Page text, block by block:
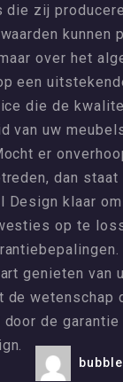
die zij
kunnen
over het
een
die de
van uw
er
dan staat
Design klaar
op te
genieten van
de wetenschap
door de